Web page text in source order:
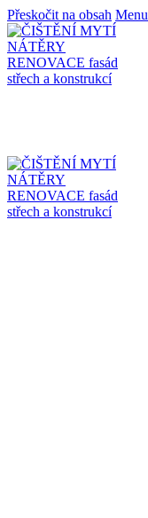
Přeskočit na obsah Menu